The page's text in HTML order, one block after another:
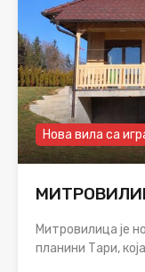
Нова вила са
Митровилица је
планини Тари,